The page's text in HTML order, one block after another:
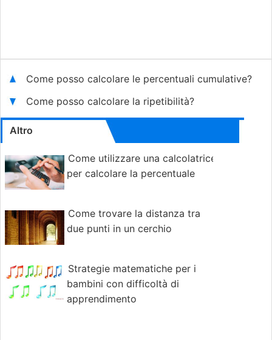
Come posso calcolare le percentuali cumulative?
Come posso calcolare la ripetibilità?
Altro
Come utilizzare una calcolatrice
per calcolare la percentuale
Come trovare la distanza tra
due punti in un cerchio
Strategie matematiche per i
bambini con difficoltà di
apprendimento